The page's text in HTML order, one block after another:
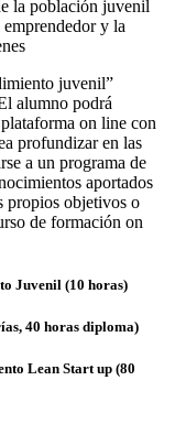
la población juvenil
y la
juvenil”
alumno podrá
on line con
profundizar en las
a un programa de
aportados
propios objetivos o
de formación on
Juvenil (10 horas)
40 horas diploma)
Lean Start up (80